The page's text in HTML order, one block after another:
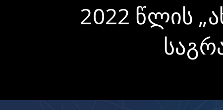
2022 წლის